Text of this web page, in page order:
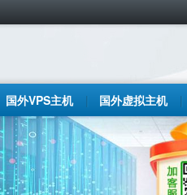
国外VPS主机 国外虚拟主机